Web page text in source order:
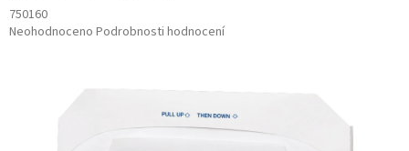
750160
Průměrné
Neohodnoceno Podrobnosti hodnocení